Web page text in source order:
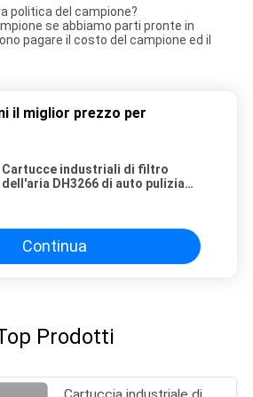
politica del campione?
se abbiamo parti pronte in
pagare il costo del campione ed il
il miglior prezzo per
Cartucce industriali di filtro
dell'aria DH3266 di auto pulizia
Continua
Prodotti